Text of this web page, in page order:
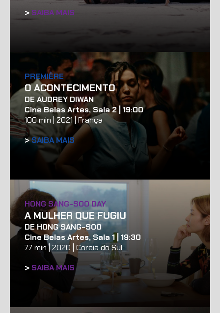
> SAIBA MAIS
PREMIÈRE
O ACONTECIMENTO
DE AUDREY DIWAN
Cine Belas Artes, Sala 2 | 19:00
100 min | 2021 | França
>SAIBA MAIS
HONG SANG-SOO DAY
A MULHER QUE FUGIU
DE HONG SANG-SOO
Cine Belas Artes, Sala 1 | 19:30
77 min | 2020 | Coreia do Sul
> SAIBA MAIS